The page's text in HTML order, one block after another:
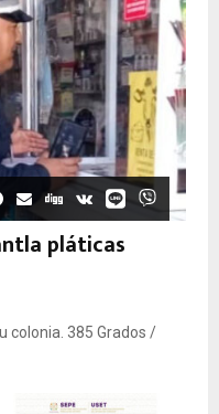
pláticas
colonia. 385 Grados /